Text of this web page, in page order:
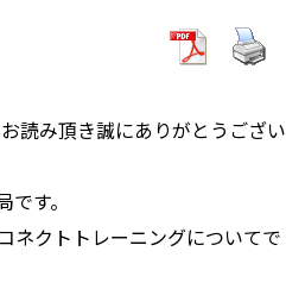
読み頂き誠にありがとうござい
す。
ネクトトレーニングについてで